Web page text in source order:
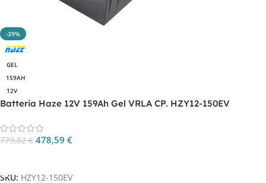
-39%
GEL
159AH
12V
Batteria Haze 12V 159Ah Gel VRLA CP. HZY12-150EV
779,82€ 478,59 €
SKU: HZY12-150EV